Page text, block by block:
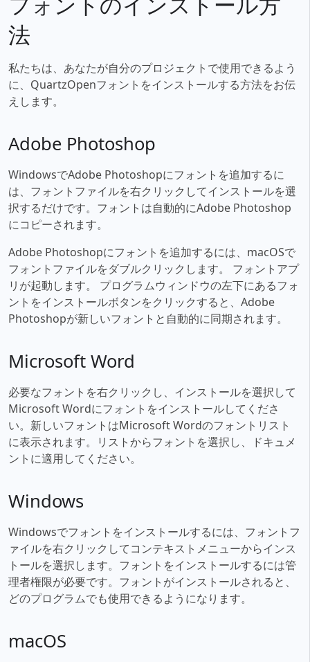
法
私たちは、あなたが自分のプロジェクトで使用できるよう
に、QuartzOpenフォントをインストールする方法をお伝
えします。
Adobe Photoshop
WindowsでAdobe Photoshopにフォントを追加するに
は、フォントファイルを右クリックしてインストールを選
択するだけです。フォントは自動的にAdobe Photoshop
にコピーされます。
Adobe Photoshopにフォントを追加するには、macOSで
フォントファイルをダブルクリックします。 フォントアプ
リが起動します。 プログラムウィンドウの左下にあるフォ
ントをインストールボタンをクリックすると、Adobe
Photoshopが新しいフォントと自動的に同期されます。
Microsoft Word
必要なフォントを右クリックし、インストールを選択して
Microsoft Wordにフォントをインストールしてくださ
い。新しいフォントはMicrosoft Wordのフォントリスト
に表示されます。リストからフォントを選択し、ドキュメ
ントに適用してください。
Windows
Windowsでフォントをインストールするには、フォントフ
ァイルを右クリックしてコンテキストメニューからインス
トールを選択します。フォントをインストールするには管
理者権限が必要です。フォントがインストールされると、
どのプログラムでも使用できるようになります。
macOS